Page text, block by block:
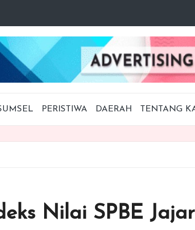
PERISTIWA DAERAH TENTANG
Nilai SPBE